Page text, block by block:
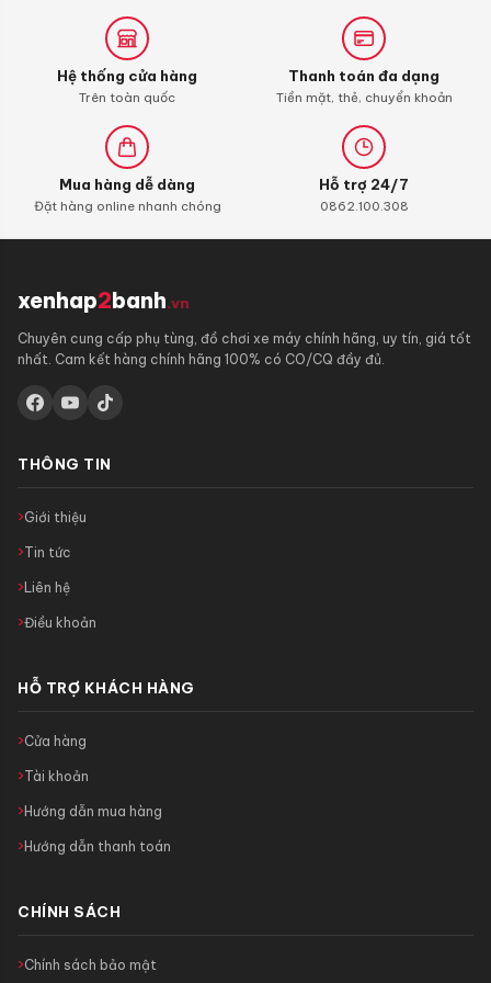
Hệ thống cửa hàng
Trên toàn quốc
Thanh toán đa dạng
Tiền mặt, thẻ, chuyển khoản
Mua hàng dễ dàng
Đặt hàng online nhanh chóng
Hỗ trợ 24/7
0862.100.308
xenhap2banh.vn
Chuyên cung cấp phụ tùng, đồ chơi xe máy chính hãng, uy tín, giá tốt
nhất. Cam kết hàng chính hãng 100% có CO/CQ đầy đủ.
THÔNG TIN
Giới thiệu
Tin tức
Liên hệ
Điều khoản
HỖ TRỢ KHÁCH HÀNG
Cửa hàng
Tài khoản
Hướng dẫn mua hàng
Hướng dẫn thanh toán
CHÍNH SÁCH
Chính sách bảo mật